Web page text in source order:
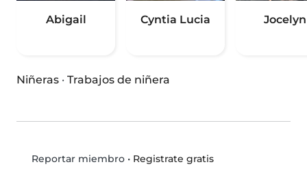
Abigail Cyntia Lucia Jocelyn
Niñeras · Trabajos de niñera
Reportar miembro• Registrate gratis